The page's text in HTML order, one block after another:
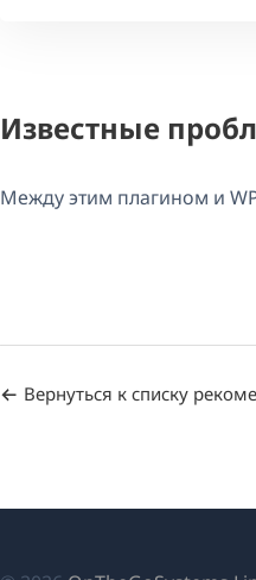
Известные
Между этим плагином и
Вернуться к списку